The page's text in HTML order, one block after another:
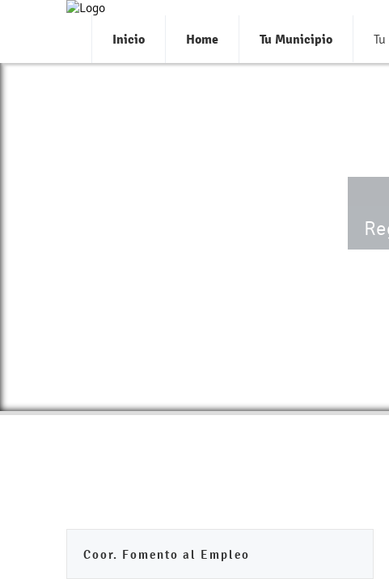
Inicio Home Tu Municipio
Coor. Fomento al Empleo